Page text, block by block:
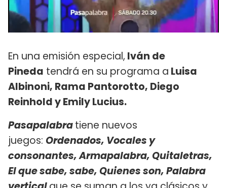
En una emisión especial, Iván de
Pineda tendrá en su programa a Luisa
Albinoni, Rama Pantorotto, Diego
Reinhold y Emily Lucius.
Pasapalabratiene nuevos
juegos: Ordenados, Vocales y
consonantes, Armapalabra, Quitaletras,
El que sabe, sabe, Quienes son, Palabra